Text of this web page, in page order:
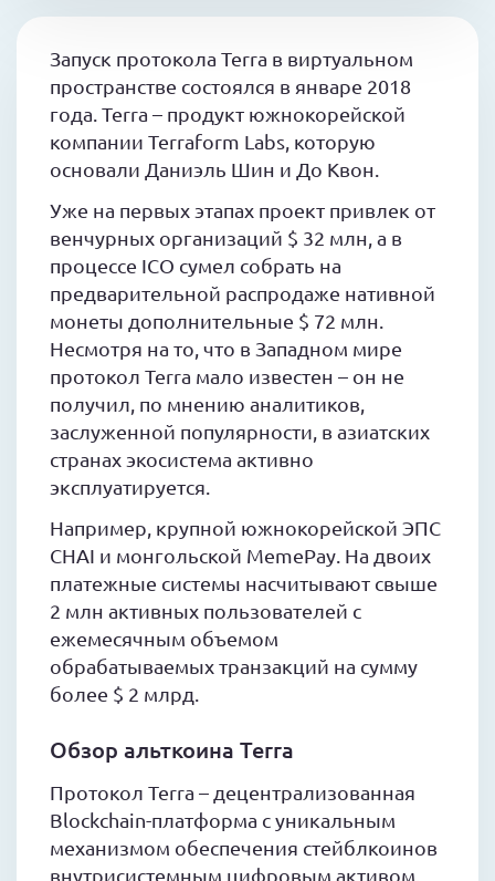
Запуск протокола Terra в виртуальном
пространстве состоялся в январе 2018
года. Terra – продукт южнокорейской
компании Terraform Labs, которую
основали Даниэль Шин и До Квон.
Уже на первых этапах проект привлек от
венчурных организаций $ 32 млн, а в
процессе ICO сумел собрать на
предварительной распродаже нативной
монеты дополнительные $ 72 млн.
Несмотря на то, что в Западном мире
протокол Terra мало известен – он не
получил, по мнению аналитиков,
заслуженной популярности, в азиатских
странах экосистема активно
эксплуатируется.
Например, крупной южнокорейской ЭПС
CHAI и монгольской MemePay. На двоих
платежные системы насчитывают свыше
2 млн активных пользователей с
ежемесячным объемом
обрабатываемых транзакций на сумму
более $ 2 млрд.
Обзор альткоина Terra
Протокол Terra – децентрализованная
Blockchain-платформа с уникальным
механизмом обеспечения стейблкоинов
внутрисистемным цифровым активом.